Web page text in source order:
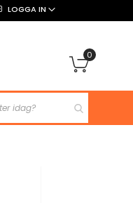
LOGGA IN
Min
0